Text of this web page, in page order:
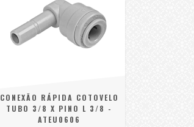
CONEXÃO RÁPIDA COTOVELO
TUBO 3/8 X PINO L 3/8 -
ATEU0606